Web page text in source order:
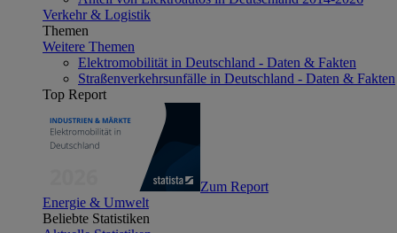
Verkehr & Logistik
Themen
Weitere Themen
Elektromobilität in Deutschland - Daten & Fakten
Straßenverkehrsunfälle in Deutschland - Daten & Fakten
Top Report
Zum Report
Energie & Umwelt
Beliebte Statistiken